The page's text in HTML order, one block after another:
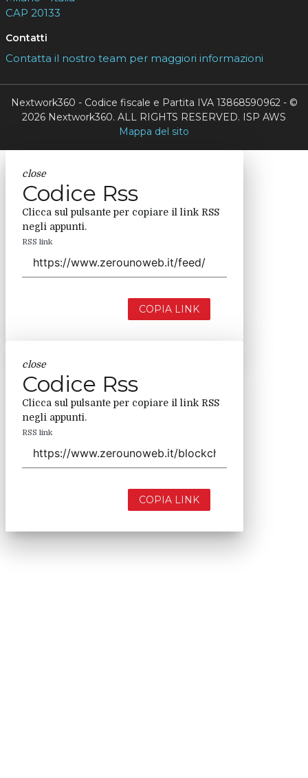
CAP 20133
Contatti
Contatta il nostro team per maggiori informazioni
Nextwork360 - Codice fiscale e Partita IVA 13868590962 - ©
2026 Nextwork360. ALL RIGHTS RESERVED. ISP AWS
Mappa del sito
close
Codice Rss
Clicca sul pulsante per copiare il link RSS
negli appunti.
RSS link
COPIA LINK
close
Codice Rss
Clicca sul pulsante per copiare il link RSS
negli appunti.
RSS link
COPIA LINK